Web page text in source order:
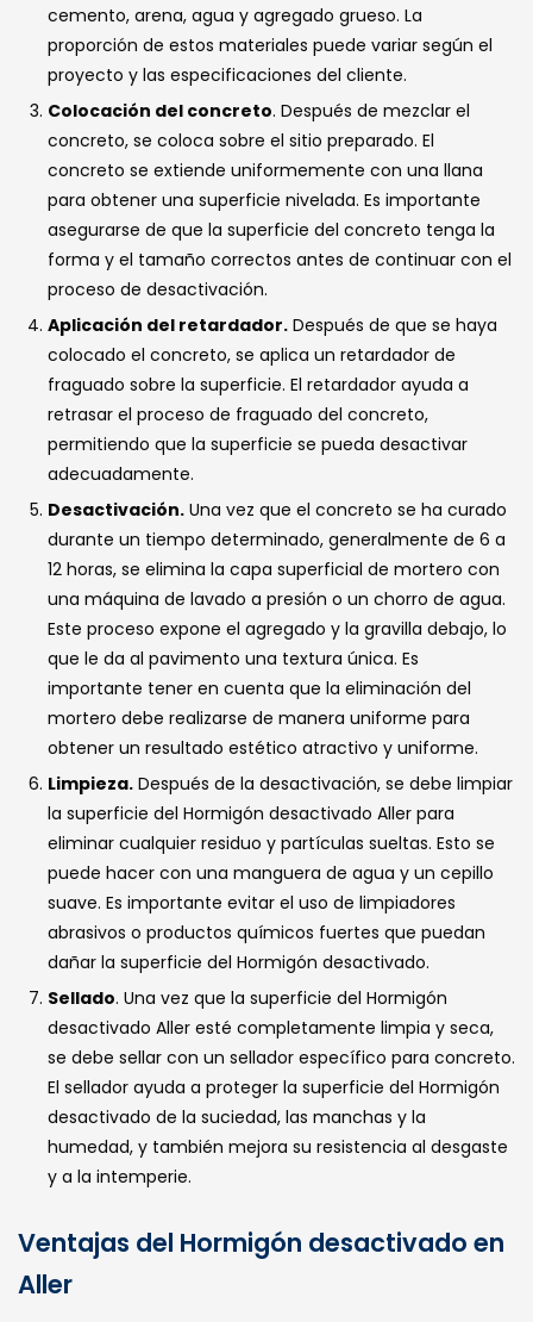
cemento, arena, agua y agregado grueso. La
proporción de estos materiales puede variar según el
proyecto y las especificaciones del cliente.
Colocación del concreto. Después de mezclar el
concreto, se coloca sobre el sitio preparado. El
concreto se extiende uniformemente con una llana
para obtener una superficie nivelada. Es importante
asegurarse de que la superficie del concreto tenga la
forma y el tamaño correctos antes de continuar con el
proceso de desactivación.
Aplicación del retardador. Después de que se haya
colocado el concreto, se aplica un retardador de
fraguado sobre la superficie. El retardador ayuda a
retrasar el proceso de fraguado del concreto,
permitiendo que la superficie se pueda desactivar
adecuadamente.
Desactivación. Una vez que el concreto se ha curado
durante un tiempo determinado, generalmente de 6 a
12 horas, se elimina la capa superficial de mortero con
una máquina de lavado a presión o un chorro de agua.
Este proceso expone el agregado y la gravilla debajo, lo
que le da al pavimento una textura única. Es
importante tener en cuenta que la eliminación del
mortero debe realizarse de manera uniforme para
obtener un resultado estético atractivo y uniforme.
Limpieza. Después de la desactivación, se debe limpiar
la superficie del Hormigón desactivado Aller para
eliminar cualquier residuo y partículas sueltas. Esto se
puede hacer con una manguera de agua y un cepillo
suave. Es importante evitar el uso de limpiadores
abrasivos o productos químicos fuertes que puedan
dañar la superficie del Hormigón desactivado.
Sellado. Una vez que la superficie del Hormigón
desactivado Aller esté completamente limpia y seca,
se debe sellar con un sellador específico para concreto.
El sellador ayuda a proteger la superficie del Hormigón
desactivado de la suciedad, las manchas y la
humedad, y también mejora su resistencia al desgaste
y a la intemperie.
Ventajas del Hormigón desactivado en
Aller